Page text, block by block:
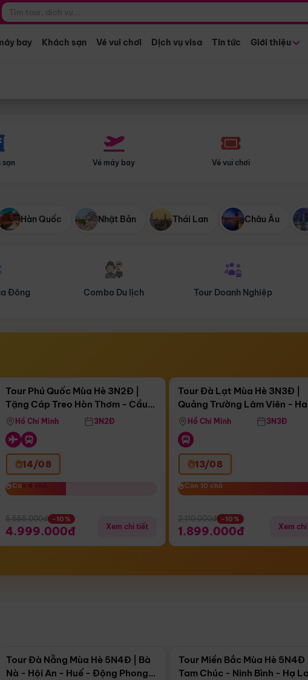
bay Khách sạn Vé vui chơi Dịch vụ visa Tin tức Giới thiệu
sạn Vé máy bay Vé vui chơi
Hàn Quốc Nhật Bản Thái Lan Châu Âu
lịch Tour Doanh Nghiệp Du lịch Hành Hương
Còn03 ngày 19:15:49
Tặng Cáp Treo Hòn Thơm
Tour Phú Quốc Mùa Hè 3N2Đ |
Tặng Cáp Treo Hòn Thơm - Cầu
Hôn - Công Viên Nước Aquatopia
Hồ Chí Minh 3N2Đ
14/08
Còn 4 chỗ
Còn 4 chỗ
5.555.000đ -10%
4.999.000đ Xem chi tiết
Còn02 ngày 19:15:49
Tour Đà Lạt Mùa Hè 3N3Đ |
Quảng Trường Lâm Viên -
Hill - Puppy Farm
Hồ Chí Minh 3N3Đ
13/08
Còn 10 chỗ
Còn 10 chỗ
2.110.000đ -10%
1.899.000đ Xem
Tour Đà Nẵng Mùa Hè 5N4Đ | Bà
Nà - Hội An - Huế - Động Phong
Tour Miền Bắc Mùa Hè 5N4Đ |
Tam Chúc - Ninh Bình - Hạ